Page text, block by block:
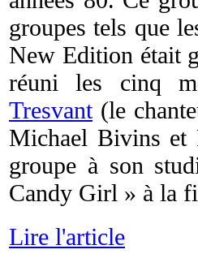
groupes tels que
New Edition était
réuni les cinq
Tresvant(le
Michael Bivins et
groupe à son
Candy Girl » à la
Lire l'article